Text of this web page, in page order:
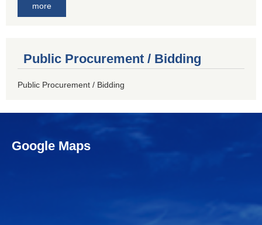
more
Public Procurement / Bidding
Public Procurement / Bidding
Google Maps